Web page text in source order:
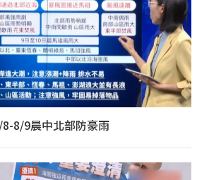
8/9晨中北部防豪雨